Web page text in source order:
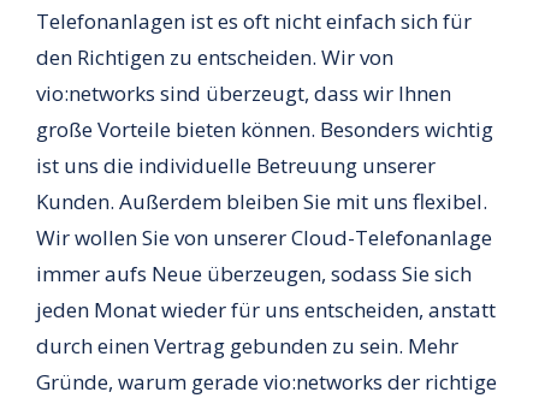
Telefonanlagen ist es oft nicht einfach sich für
den Richtigen zu entscheiden. Wir von
vio:networks sind überzeugt, dass wir Ihnen
große Vorteile bieten können. Besonders wichtig
ist uns die individuelle Betreuung unserer
Kunden. Außerdem bleiben Sie mit uns flexibel.
Wir wollen Sie von unserer Cloud-Telefonanlage
immer aufs Neue überzeugen, sodass Sie sich
jeden Monat wieder für uns entscheiden, anstatt
durch einen Vertrag gebunden zu sein. Mehr
Gründe, warum gerade vio:networks der richtige